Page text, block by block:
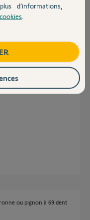
ou pignon à 69 dent
d’informations,